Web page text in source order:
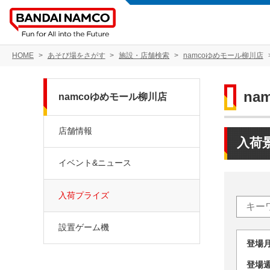
HOME あそび場をさがす 施設・店舗検索 namcoゆめモール柳川店
入荷
登
登
namcoゆめモール柳川店
店舗情報
イベント&ニュース
入荷プライズ
設置ゲーム機